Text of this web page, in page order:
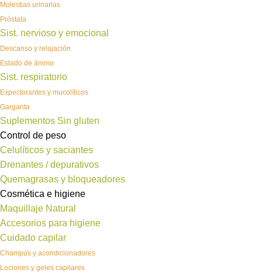
Molestias urinarias
Próstata
Sist. nervioso y emocional
Descanso y relajación
Estado de ánimo
Sist. respiratorio
Expectorantes y mucolíticos
Garganta
Suplementos Sin gluten
Control de peso
Celulíticos y saciantes
Drenantes / depurativos
Quemagrasas y bloqueadores
Cosmética e higiene
Maquillaje Natural
Accesorios para higiene
Cuidado capilar
Champús y acondicionadores
Lociones y geles capilares